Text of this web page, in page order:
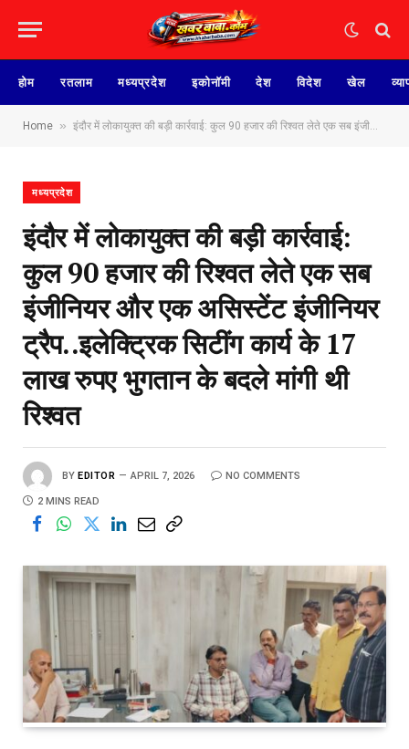
होम रतलाम मध्यप्रदेश इकोनॉमी देश विदेश खेल
Home » इंदौर में लोकायुक्त की बड़ी कार्रवाई: कुल 90 हजार की रिश्वत लेते एक सब इंजीनियर और एक असिस्टेंट इंजीनियर ट्रैप..इलेक्ट्रिक सिटींग कार्य के 17 लाख रुपए भुगतान के बदले मांगी थी रिश्वत
मध्यप्रदेश
इंदौर में लोकायुक्त की बड़ी कार्रवाई:
कुल 90 हजार की रिश्वत लेते एक सब
इंजीनियर और एक असिस्टेंट इंजीनियर
ट्रैप..इलेक्ट्रिक सिटींग कार्य के 17
लाख रुपए भुगतान के बदले मांगी थी
रिश्वत
BY EDITOR APRIL 7, 2026 NO COMMENTS
2 MINS READ